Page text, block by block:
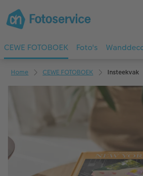
CEWE FOTOBOEK Foto's
Home CEWE FOTOBOEK Insteekvak